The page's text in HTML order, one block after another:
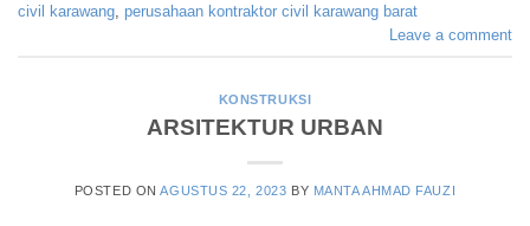
civil karawang perusahaan kontraktor civil karawang barat
Leave a comment
KONSTRUKSI
ARSITEKTUR URBAN
POSTED ONAGUSTUS 22, 2023 BY MANTA AHMAD FAUZI